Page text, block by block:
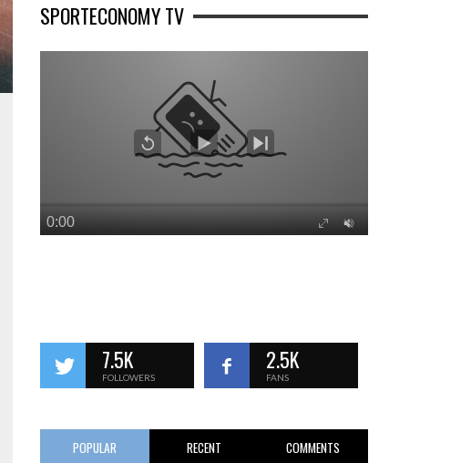
SPORTECONOMY TV
7.5K
FOLLOWERS
2.5K
FANS
POPULAR RECENT COMMENTS